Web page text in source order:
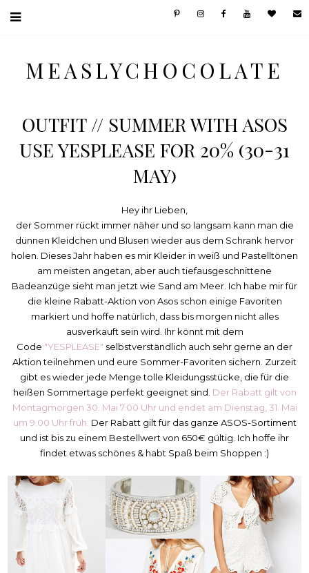
MEASLYCHOCOLATE
OUTFIT // SUMMER WITH ASOS
USE YESPLEASE FOR 20% (30-31
MAY)
Hey ihr Lieben,
der Sommer rückt immer näher und so langsam kann man die
dünnen Kleidchen und Blusen wieder aus dem Schrank hervor
holen. Dieses Jahr haben es mir Kleider in weiß und Pastelltönen
am meisten angetan, aber auch tiefausgeschnittene
Badeanzüge sieht man jetzt wie Sand am Meer. Ich habe mir für
die kleine Rabatt-Aktion von Asos schon einige Favoriten
markiert und hoffe natürlich, dass bis morgen nicht alles
ausverkauft sein wird. Ihr könnt mit dem
Code "YESPLEASE" selbstverständlich auch sehr gerne an der
Aktion teilnehmen und eure Sommer-Favoriten sichern. Zurzeit
gibt es wieder jede Menge tolle Kleidungsstücke, die für die
heißen Sommertage perfekt geeignet sind. Der Rabatt gilt von
Montagmorgen 30. Mai 7.00 Uhr und endet am Dienstag, 31. Mai
um 9.00 Uhr früh. Der Rabatt gilt für das ganze ASOS-Sortiment
und ist bis zu einem Bestellwert von 650€ gültig. Ich hoffe ihr
findet etwas schönes & habt Spaß beim Shoppen :)